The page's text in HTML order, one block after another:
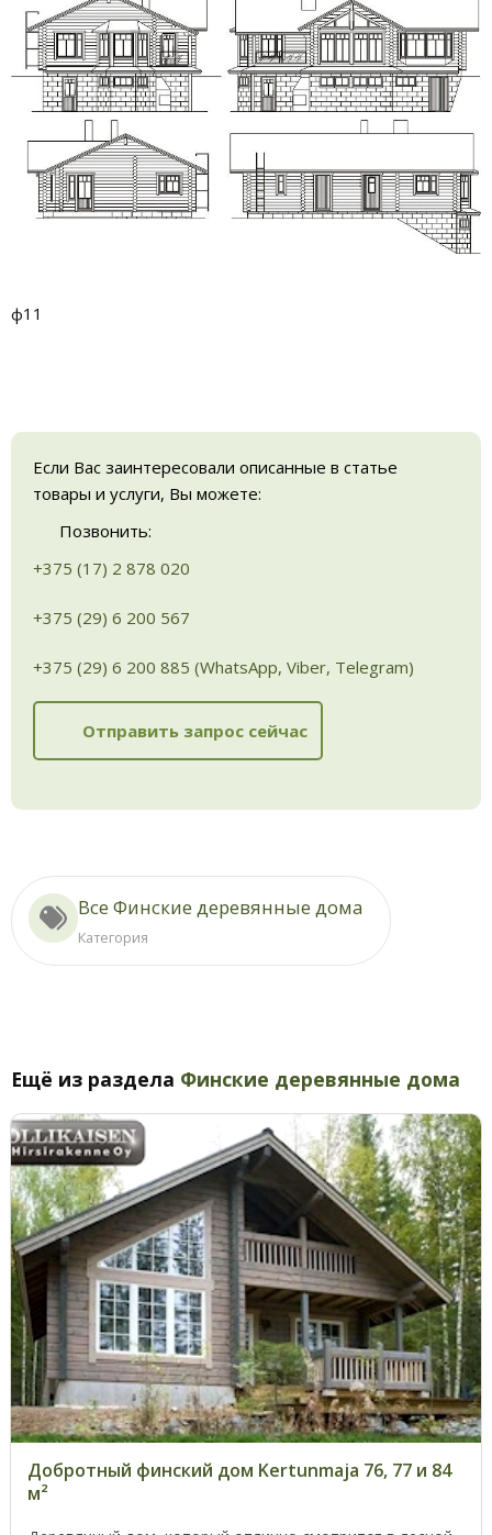
ф11
Если Вас заинтересовали описанные в статье
товары и услуги, Вы можете:
Позвонить:
+375 (17) 2 878 020
+375 (29) 6 200 567
+375 (29) 6 200 885 (WhatsApp, Viber, Telegram)
Отправить запрос сейчас
Все Финские деревянные дома
Категория
Ещё из раздела Финские деревянные дома
Добротный финский дом Kertunmaja 76, 77 и 84
м²